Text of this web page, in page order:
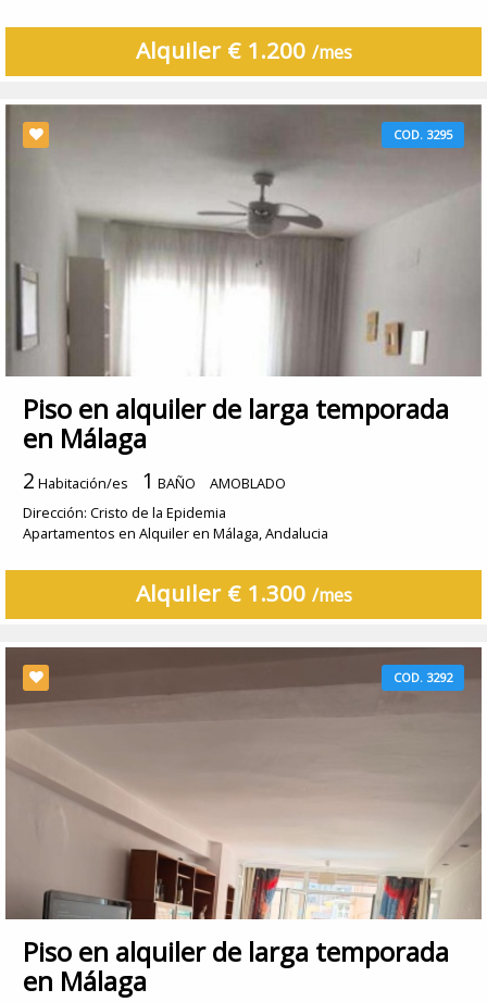
Alquiler € 1.200 /mes
COD. 3295
Piso en alquiler de larga temporada
en Málaga
2 Habitación/es 1 BAÑO
AMOBLADO
Dirección: Cristo de la Epidemia
Apartamentos en Alquiler en Málaga, Andalucia
Alquiler € 1.300 /mes
COD. 3292
Piso en alquiler de larga temporada
en Málaga